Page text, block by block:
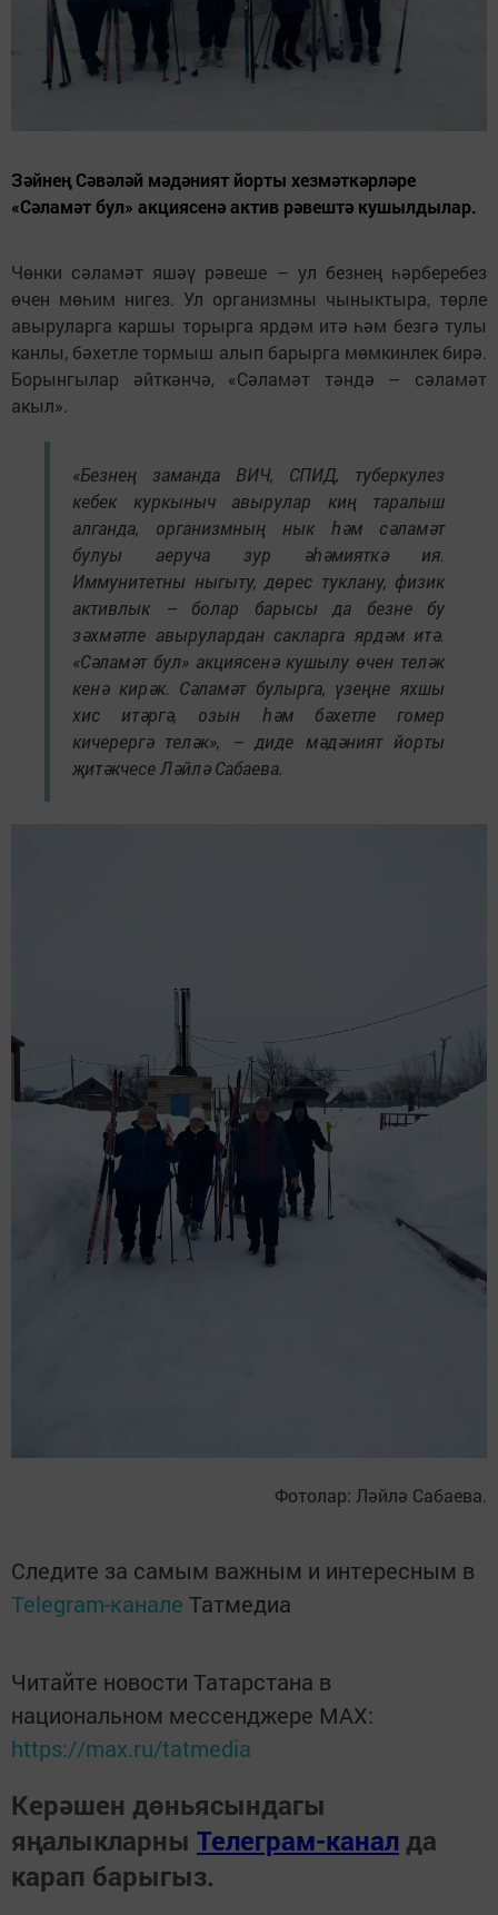
Зәйнең Сәвәләй мәдәният йорты хезмәткәрләре
«Сәламәт бул» акциясенә актив рәвештә кушылдылар.
Чөнки сәламәт яшәү рәвеше – ул безнең һәрберебез
өчен мөһим нигез. Ул организмны чыныктыра, төрле
авыруларга каршы торырга ярдәм итә һәм безгә тулы
канлы, бәхетле тормыш алып барырга мөмкинлек бирә.
Борынгылар әйткәнчә, «Сәламәт тәндә – сәламәт
акыл».
«Безнең заманда ВИЧ, СПИД, туберкулез
кебек куркыныч авырулар киң таралыш
алганда, организмның нык һәм сәламәт
булуы аеруча зур әһәмияткә ия.
Иммунитетны ныгыту, дөрес туклану, физик
активлык – болар барысы да безне бу
зәхмәтле авырулардан сакларга ярдәм итә.
«Сәламәт бул» акциясенә кушылу өчен теләк
кенә кирәк. Сәламәт булырга, үзеңне яхшы
хис итәргә, озын һәм бәхетле гомер
кичерергә теләк», – диде мәдәният йорты
җитәкчесе Ләйлә Сабаева.
Фотолар: Ләйлә Сабаева.
Следите за самым важным и интересным в
Telegram-канале Татмедиа
Читайте новости Татарстана в
национальном мессенджере MАХ:
https://max.ru/tatmedia
Керәшен дөньясындагы
яңалыкларны Телеграм-канал да
карап барыгыз.